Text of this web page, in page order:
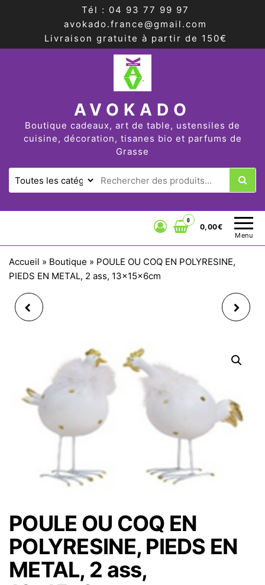
Tél : 04 93 77 99 97
avokado.france@gmail.com
Livraison gratuite à partir de 150€
AVOKADO
Boutique cadeaux, art de table, ustensiles de
cuisine, décoration, tisanes bio et parfums de
Grasse
Menu
0
0,00€
Accueil » Boutique » POULE OU COQ EN POLYRESINE,
PIEDS EN METAL, 2 ass, 13x15x6cm
20X23X11CM, MODÈLE
ALÉATOIRE
BOIS , 33X44X5CM
POULE OU COQ EN
POLYRESINE, PIEDS EN
METAL, 2 ass,